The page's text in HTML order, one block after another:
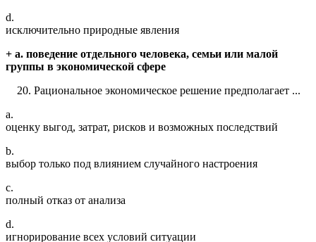
d.
исключительно природные явления
+ a. поведение отдельного человека, семьи или малой
группы в экономической сфере
Рациональное экономическое решение предполагает ...
a.
оценку выгод, затрат, рисков и возможных последствий
b.
выбор только под влиянием случайного настроения
c.
полный отказ от анализа
d.
игнорирование всех условий ситуации